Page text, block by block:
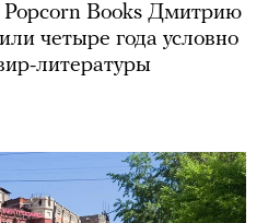
Books Дмитрию
четыре года условно
литературы